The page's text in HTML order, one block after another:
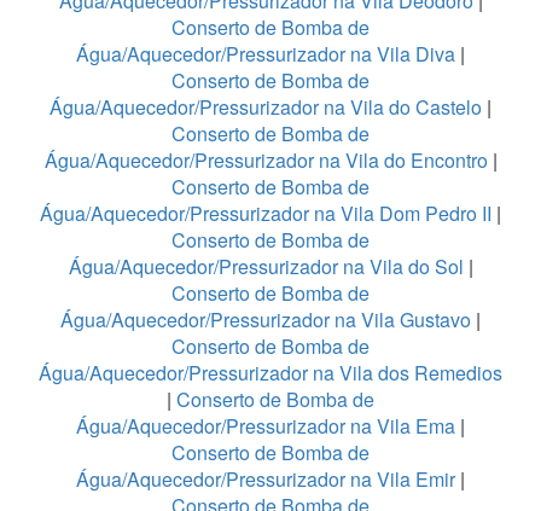
Conserto de Bomba de
Água/Aquecedor/Pressurizador na Vila Diva |
Conserto de Bomba de
Água/Aquecedor/Pressurizador na Vila do Castelo |
Conserto de Bomba de
Água/Aquecedor/Pressurizador na Vila do Encontro|
Conserto de Bomba de
Água/Aquecedor/Pressurizador na Vila Dom Pedro II |
Conserto de Bomba de
Água/Aquecedor/Pressurizador na Vila do Sol |
Conserto de Bomba de
Água/Aquecedor/Pressurizador na Vila Gustavo |
Conserto de Bomba de
Água/Aquecedor/Pressurizador na Vila dos Remedios
| Conserto de Bomba de
Água/Aquecedor/Pressurizador na Vila Ema |
Conserto de Bomba de
Água/Aquecedor/Pressurizador na Vila Emir|